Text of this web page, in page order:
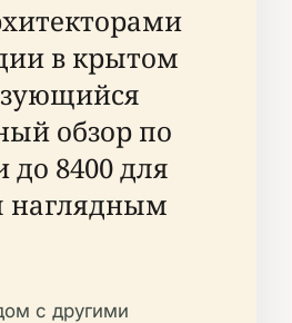
в крытом
обзор по
8400 для
наглядным
с другими